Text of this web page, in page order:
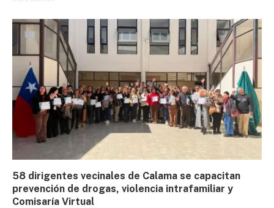
58 dirigentes vecinales de Calama se capacitan
prevención de drogas, violencia intrafamiliar y
Comisaría Virtual